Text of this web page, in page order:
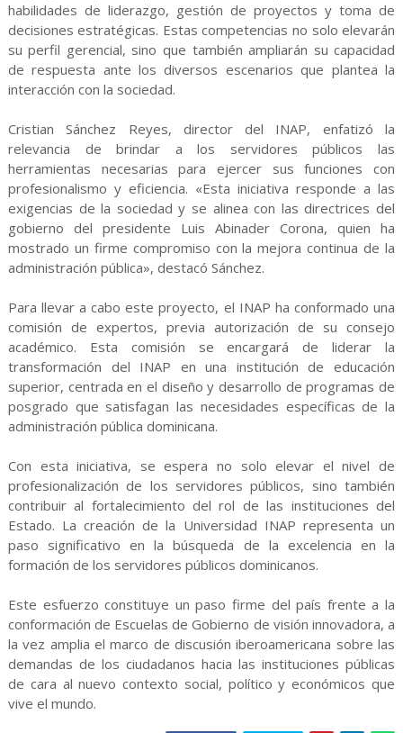
habilidades de liderazgo, gestión de proyectos y toma de
decisiones estratégicas. Estas competencias no solo elevarán
su perfil gerencial, sino que también ampliarán su capacidad
de respuesta ante los diversos escenarios que plantea la
interacción con la sociedad.
Cristian Sánchez Reyes, director del INAP, enfatizó la
relevancia de brindar a los servidores públicos las
herramientas necesarias para ejercer sus funciones con
profesionalismo y eficiencia. «Esta iniciativa responde a las
exigencias de la sociedad y se alinea con las directrices del
gobierno del presidente Luis Abinader Corona, quien ha
mostrado un firme compromiso con la mejora continua de la
administración pública», destacó Sánchez.
Para llevar a cabo este proyecto, el INAP ha conformado una
comisión de expertos, previa autorización de su consejo
académico. Esta comisión se encargará de liderar la
transformación del INAP en una institución de educación
superior, centrada en el diseño y desarrollo de programas de
posgrado que satisfagan las necesidades específicas de la
administración pública dominicana.
Con esta iniciativa, se espera no solo elevar el nivel de
profesionalización de los servidores públicos, sino también
contribuir al fortalecimiento del rol de las instituciones del
Estado. La creación de la Universidad INAP representa un
paso significativo en la búsqueda de la excelencia en la
formación de los servidores públicos dominicanos.
Este esfuerzo constituye un paso firme del país frente a la
conformación de Escuelas de Gobierno de visión innovadora, a
la vez amplia el marco de discusión iberoamericana sobre las
demandas de los ciudadanos hacia las instituciones públicas
de cara al nuevo contexto social, político y económicos que
vive el mundo.